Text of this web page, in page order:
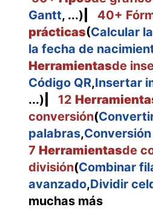
Gantt, ...)
40+
prácticas(Calcular
la fecha de
Herramientasde
Código QR,Insertar
...)
12
conversión(
palabras,
7 Herramientasde
división(Combinar
avanzado,Dividir
muchas más